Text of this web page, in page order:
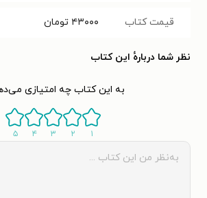
قیمت کتاب ۴۳۰۰۰ تومان
نظر شما دربارهٔ این کتاب
به این کتاب چه امتیازی
۱ ۲ ۳ ۴ ۵